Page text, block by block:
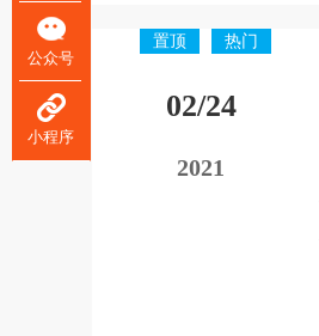
02/24
2021
置顶 热门
公众号
小程序